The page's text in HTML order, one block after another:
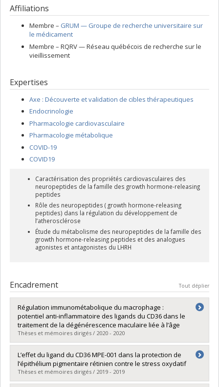
Affiliations
Membre – GRUM — Groupe de recherche universitaire sur
le médicament
Membre – RQRV — Réseau québécois de recherche sur le
vieillissement
Expertises
Axe : Découverte et validation de cibles thérapeutiques
Endocrinologie
Pharmacologie cardiovasculaire
Pharmacologie métabolique
COVID-19
COVID19
Caractérisation des propriétés cardiovasculaires des
neuropeptides de la famille des growth hormone-releasing
peptides
Rôle des neuropeptides ( growth hormone-releasing
peptides) dans la régulation du développement de
l’atherosclérose
Étude du métabolisme des neuropeptides de la famille des
growth hormone-releasing peptides et des analogues
agonistes et antagonistes du LHRH
Encadrement Tout déplier
Régulation immunométabolique du macrophage :
potentiel anti-inflammatoire des ligands du CD36 dans le
traitement de la dégénérescence maculaire liée à l’âge
Thèses et mémoires dirigés / 2020 - 2020
Diplômé(e) :Mellal, Katia
Cycle :Doctorat
Diplôme obtenu :Ph. D.
Lien vers le document dans Papyrus
L’effet du ligand du CD36 MPE-001 dans la protection de
l’épithélium pigmentaire rétinien contre le stress oxydatif
Thèses et mémoires dirigés / 2019 - 2019